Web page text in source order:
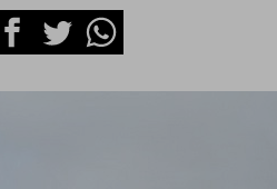
FacebookTwitterWhatsapp